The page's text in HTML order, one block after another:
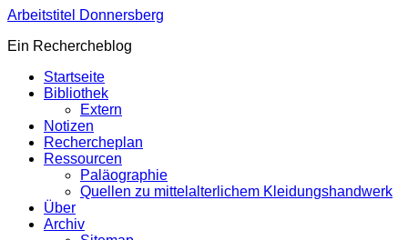
Zum
springen
Arbeitstitel Donnersberg
Ein Rechercheblog
Startseite
Bibliothek
Extern
Notizen
Rechercheplan
Ressourcen
Paläographie
Quellen zu mittelalterlichem Kleidungshandwerk
Über
Archiv